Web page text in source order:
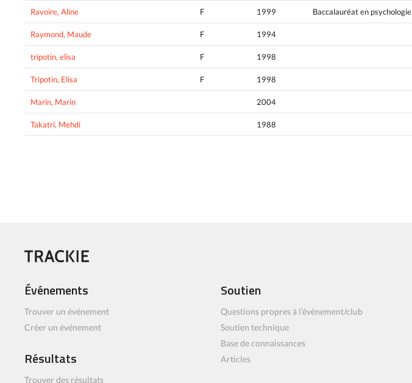
Ravoire, Aline F 1999 Baccalauréat en psychologie
Raymond, Maude F 1994
tripotin, elisa F 1998
Tripotin, Elisa F 1998
Marin, Marin 2004
Takatri, Mehdi 1988
Événements
Trouver un événement
Créer un événement
Résultats
Trouver des résultats
Soutien
Questions propres à l’événement/club
Soutien technique
Base de connaissances
Articles